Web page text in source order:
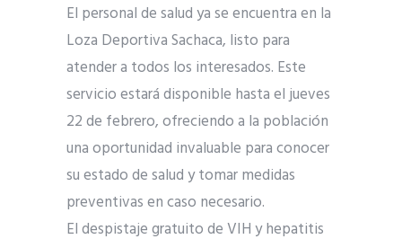
El personal de salud ya se encuentra en la
Loza Deportiva Sachaca, listo para
atender a todos los interesados. Este
servicio estará disponible hasta el jueves
22 de febrero, ofreciendo a la población
una oportunidad invaluable para conocer
su estado de salud y tomar medidas
preventivas en caso necesario.
El despistaje gratuito de VIH y hepatitis